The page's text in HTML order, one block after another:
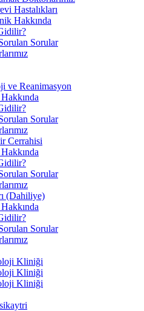
Hastalıkları
Hakkında
Sorular
ve Reanimasyon
Sorular
Cerrahisi
Sorular
(Dahiliye)
Sorular
Kliniği
Kliniği
Kliniği